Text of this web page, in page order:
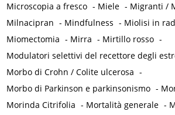
Microscopia a fresco - Miele - Migranti /
Milnacipran - Mindfulness - Miolisi in
Miomectomia - Mirra - Mirtillo rosso -
Modulatori selettivi del recettore degli
Morbo di Crohn / Colite ulcerosa -
Morbo di Parkinson e parkinsonismo -
Morinda Citrifolia - Mortalità generale -